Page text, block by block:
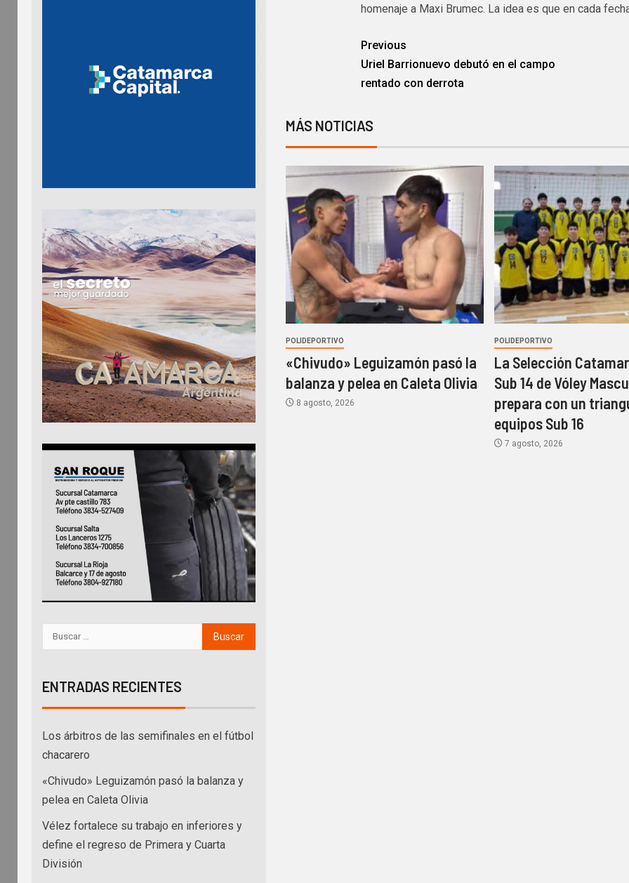
homenaje a Maxi Brumec. La idea es que en cada
Previous
Uriel Barrionuevo debutó en el campo
rentado con derrota
MÁS NOTICIAS
POLIDEPORTIVO
«Chivudo» Leguizamón pasó la
balanza y pelea en Caleta Olivia
8 agosto, 2026
POLIDEPORTIVO
La Selección
Sub 14 de Vóley
prepara con un
equipos Sub 16
7 agosto, 2026
ENTRADAS RECIENTES
Los árbitros de las semifinales en el fútbol
chacarero
«Chivudo» Leguizamón pasó la balanza y
pelea en Caleta Olivia
Vélez fortalece su trabajo en inferiores y
define el regreso de Primera y Cuarta
División